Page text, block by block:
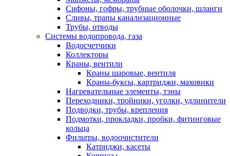
Сифоны, гофры, трубные оболочки, шланги
Сливы, трапы канализационные
Трубы, отводы
Системы водопровода, газа
Водосчетчики
Коллекторы
Краны, вентили
Краны шаровые, вентиля
Краны-буксы, картриджи, маховики
Нагревательные элементы, тэны
Переходники, тройники, уголки, удлинители
Подводки, трубы, крепления
Подмотки, прокладки, пробки, фитинговые
кольца
Фильтры, водоочистители
Катриджи, касеты